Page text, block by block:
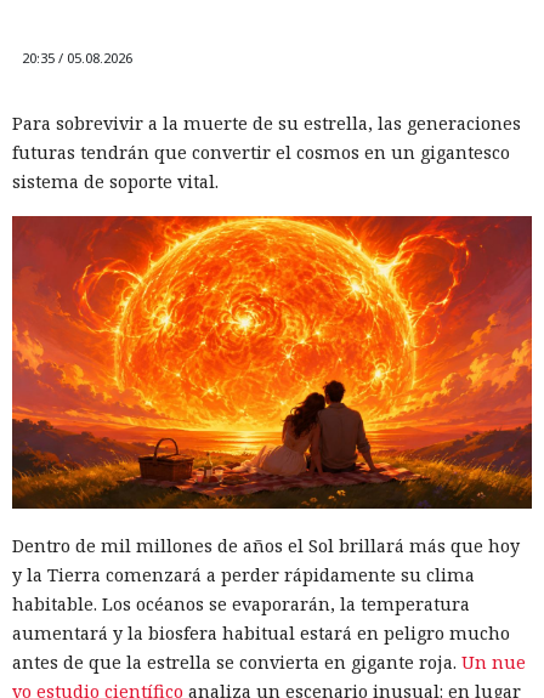
20:35 / 05.08.2026
Para sobrevivir a la muerte de su estrella, las generaciones
futuras tendrán que convertir el cosmos en un gigantesco
sistema de soporte vital.
Dentro de mil millones de años el Sol brillará más que hoy
y la Tierra comenzará a perder rápidamente su clima
habitable. Los océanos se evaporarán, la temperatura
aumentará y la biosfera habitual estará en peligro mucho
antes de que la estrella se convierta en gigante roja. Un nue
vo estudio científico analiza un escenario inusual: en lugar